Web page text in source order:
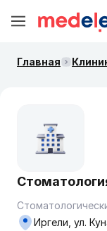
Главная
Иргели, ул.